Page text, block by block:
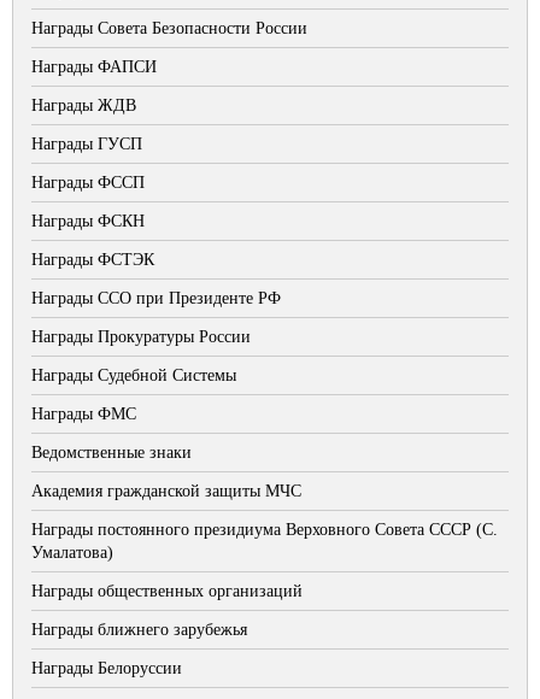
Награды Совета Безопасности России
Награды ФАПСИ
Награды ЖДВ
Награды ГУСП
Награды ФССП
Награды ФСКН
Награды ФСТЭК
Награды ССО при Президенте РФ
Награды Прокуратуры России
Награды Судебной Системы
Награды ФМС
Ведомственные знаки
Академия гражданской защиты МЧС
Награды постоянного президиума Верховного Совета СССР (С.
Умалатова)
Награды общественных организаций
Награды ближнего зарубежья
Награды Белоруссии